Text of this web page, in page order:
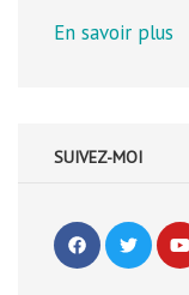
En savoir plus
SUIVEZ-MOI